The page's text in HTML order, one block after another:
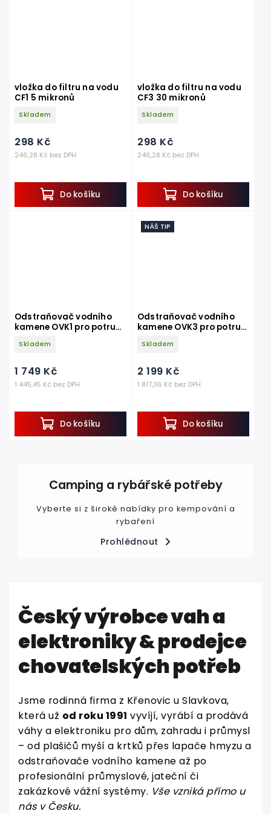
vložka do filtru na vodu
CF1 5 mikronů
Skladem
246,28 Kč bez DPH
298 Kč
Do košíku
vložka do filtru na vodu
CF3 30 mikronů
Skladem
246,28 Kč bez DPH
298 Kč
Do košíku
Odstraňovač vodního
kamene OVK1 pro potrubí
Skladem
1 445,45 Kč bez DPH
1 749 Kč
Do košíku
NÁŠ TIP
Odstraňovač vodního
kamene OVK3 pro potrubí
Skladem
1 817,36 Kč bez DPH
2 199 Kč
Do košíku
Camping a rybářské potřeby
Vyberte si z široké nabídky pro kempování a
rybaření
Prohlédnout
Český výrobce vah a
elektroniky & prodejce
chovatelských potřeb
Jsme rodinná firma z Křenovic u Slavkova,
která už od roku 1991 vyvíjí, vyrábí a prodává
váhy a elektroniku pro dům, zahradu i průmysl
– od plašičů myší a krtků přes lapače hmyzu a
odstraňovače vodního kamene až po
profesionální průmyslové, jateční či
zakázkové vážní systémy. Vše vzniká přímo u
nás v Česku.